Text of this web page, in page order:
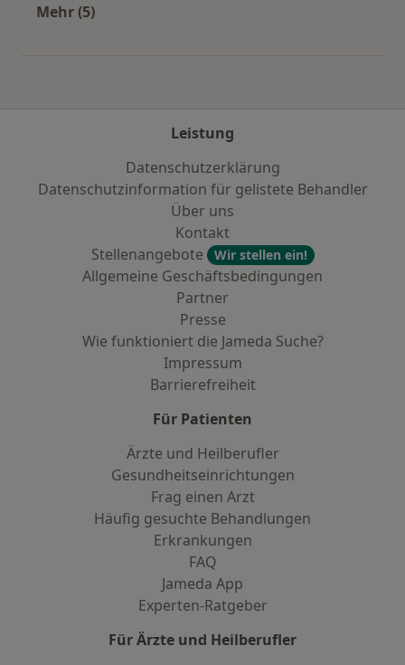
Mehr (5)
Leistung
Datenschutzerklärung
Datenschutzinformation für gelistete Behandler
Über uns
Kontakt
Stellenangebote
Wir stellen ein!
Allgemeine Geschäftsbedingungen
Partner
Presse
Wie funktioniert die Jameda Suche?
Impressum
Barrierefreiheit
Für Patienten
Ärzte und Heilberufler
Gesundheitseinrichtungen
Frag einen Arzt
Häufig gesuchte Behandlungen
Erkrankungen
FAQ
Jameda App
Experten-Ratgeber
Für Ärzte und Heilberufler